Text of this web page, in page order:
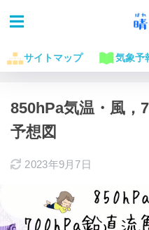
サイトマップ 気象予
ホーム 気象予報士試験に
850hPa気温・風，
予想図
2023年9月7日